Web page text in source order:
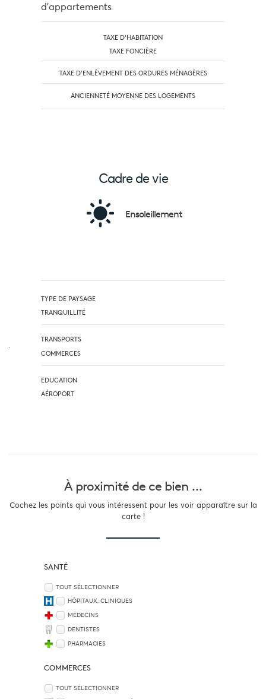
d'appartements
TAXE D'HABITATION
TAXE FONCIÈRE
TAXE D’ENLÈVEMENT DES ORDURES MÉNAGÈRES
ANCIENNETÉ MOYENNE DES LOGEMENTS
Cadre de vie
Ensoleillement
TYPE DE PAYSAGE
TRANQUILLITÉ
TRANSPORTS
COMMERCES
EDUCATION
AÉROPORT
À proximité de ce bien ...
Cochez les points qui vous intéressent pour les voir apparaître sur la
carte !
SANTÉ
TOUT SÉLECTIONNER
HÔPITAUX, CLINIQUES
MÉDECINS
DENTISTES
PHARMACIES
COMMERCES
TOUT SÉLECTIONNER